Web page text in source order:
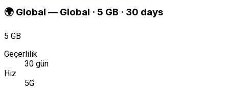
🌍 Global — Global · 5 GB · 30 days
5 GB
Geçerlilik
30 gün
Hız
5G